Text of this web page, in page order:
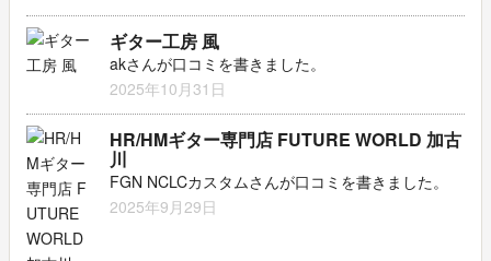
ギター工房 風
akさんが口コミを書きました。
2025年10月31日
HR/HMギター専門店 FUTURE WORLD 加古
川
FGN NCLCカスタムさんが口コミを書きました。
2025年9月29日